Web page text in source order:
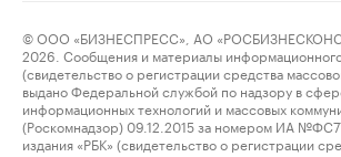
© ООО «БИЗНЕСПРЕСС», АО
2026. Сообщения и материалы информационного
(свидетельство о регистрации средства
выдано Федеральной службой по надзору в
информационных технологий и массовых
(Роскомнадзор) 09.12.2015 за номером ИА
издания «РБК» (свидетельство о регистрации